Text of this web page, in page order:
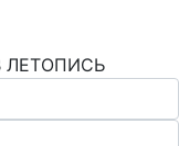
ЛЕТОПИСЬ